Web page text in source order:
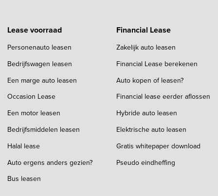
Lease voorraad
Personenauto leasen
Bedrijfswagen leasen
Een marge auto leasen
Occasion Lease
Een motor leasen
Bedrijfsmiddelen leasen
Halal lease
Auto ergens anders gezien?
Bus leasen
Financial Lease
Zakelijk auto leasen
Financial Lease berekenen
Auto kopen of leasen?
Financial lease eerder aflossen
Hybride auto leasen
Elektrische auto leasen
Gratis whitepaper download
Pseudo eindheffing